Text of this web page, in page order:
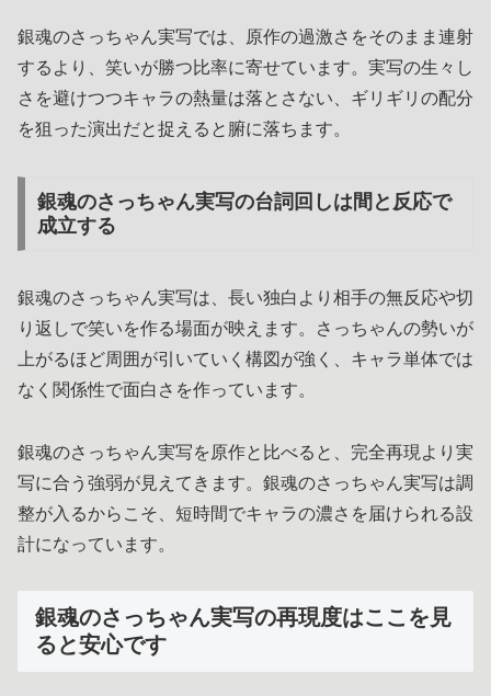
銀魂のさっちゃん実写では、原作の過激さをそのまま連射
するより、笑いが勝つ比率に寄せています。実写の生々し
さを避けつつキャラの熱量は落とさない、ギリギリの配分
を狙った演出だと捉えると腑に落ちます。
銀魂のさっちゃん実写の台詞回しは間と反応で
成立する
銀魂のさっちゃん実写は、長い独白より相手の無反応や切
り返しで笑いを作る場面が映えます。さっちゃんの勢いが
上がるほど周囲が引いていく構図が強く、キャラ単体では
なく関係性で面白さを作っています。
銀魂のさっちゃん実写を原作と比べると、完全再現より実
写に合う強弱が見えてきます。銀魂のさっちゃん実写は調
整が入るからこそ、短時間でキャラの濃さを届けられる設
計になっています。
銀魂のさっちゃん実写の再現度はここを見
ると安心です